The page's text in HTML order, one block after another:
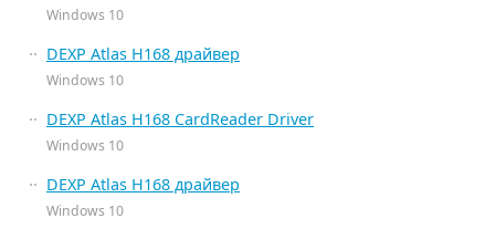
Windows 10
DEXP Atlas H168 драйвер
Windows 10
DEXP Atlas H168 CardReader Driver
Windows 10
DEXP Atlas H168 драйвер
Windows 10